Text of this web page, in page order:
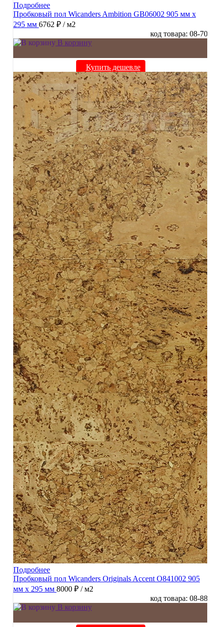
Подробнее
Пробковый пол Wicanders Ambition GB06002 905 мм х
295 мм 6762 ₽ / м2
код товара: 08-70
В корзину
Купить дешевле
Подробнее
Пробковый пол Wicanders Originals Accent O841002 905
мм х 295 мм 8000 ₽ / м2
код товара: 08-88
В корзину